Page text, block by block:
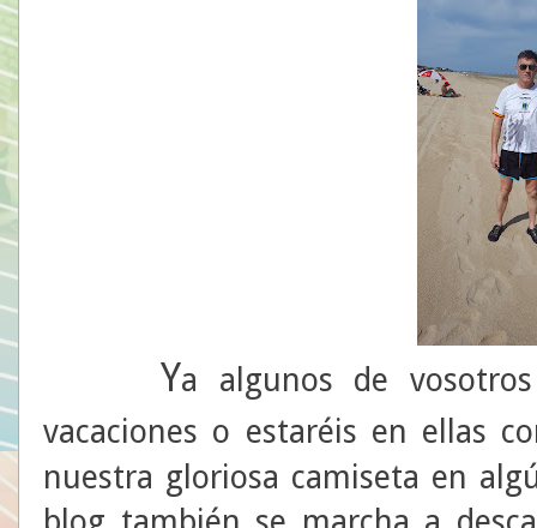
Ya algunos de
vacaciones o estaréis en ellas
nuestra gloriosa camiseta en